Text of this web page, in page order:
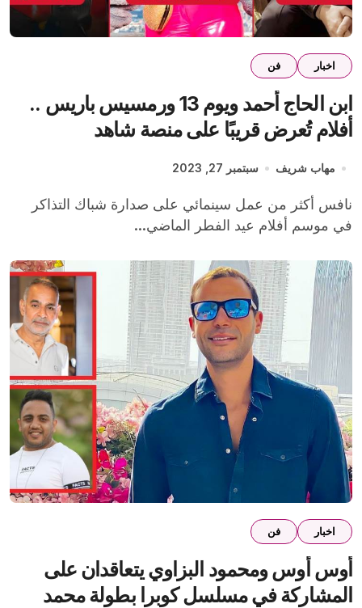
اخبار فن
ابن الحاج أحمد ويوم 13 ورمسيس باريس ..
أفلام تُعرض قريبًا على منصة شاهد
مهاب شريف سبتمبر 27, 2023
نافس أكثر من عمل سينمائي على صدارة شباك التذاكر
في موسم أفلام عيد الفطر الماضي...
اخبار فن
أوس أوس ومحمود البزاوي يتعاقدان على
المشاركة في مسلسل كوبرا بطولة محمد